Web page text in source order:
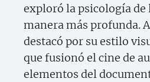
exploró la psicología de
manera más profunda.
destacó por su estilo
que fusionó el cine de
elementos del